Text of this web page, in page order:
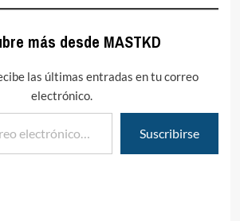
más desde MASTKD
las últimas entradas en tu correo
electrónico.
Suscribirse